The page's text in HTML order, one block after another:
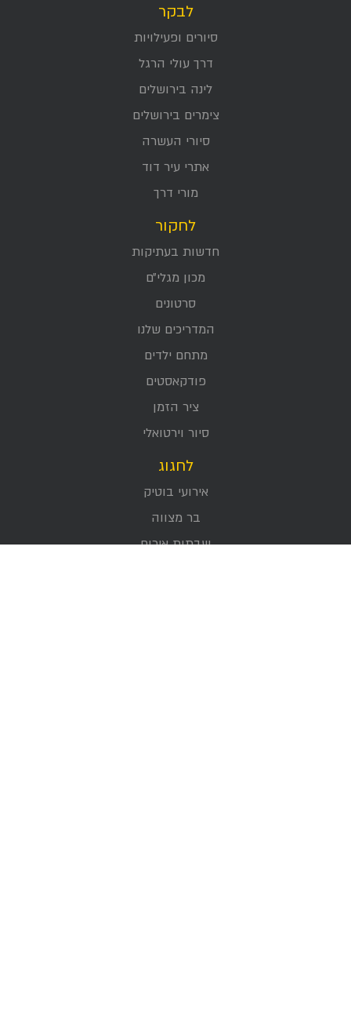
לבקר
סיורים ופעילויות
דרך עולי הרגל
לינה בירושלים
צימרים בירושלים
סיורי העשרה
אתרי עיר דוד
מורי דרך
לחקור
חדשות בעתיקות
מכון מגלי״ם
סרטונים
המדריכים שלנו
מתחם ילדים
פודקאסטים
ציר הזמן
סיור וירטואלי
לחגוג
אירועי בוטיק
בר מצווה
שבתות אירוח